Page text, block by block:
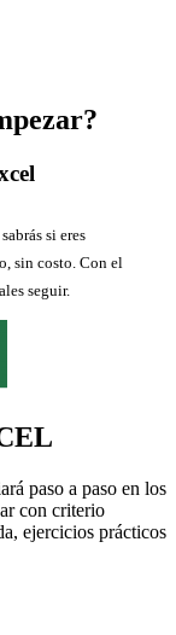
si eres
sin costo. Con el
seguir.
paso a paso en los
con criterio
ejercicios prácticos